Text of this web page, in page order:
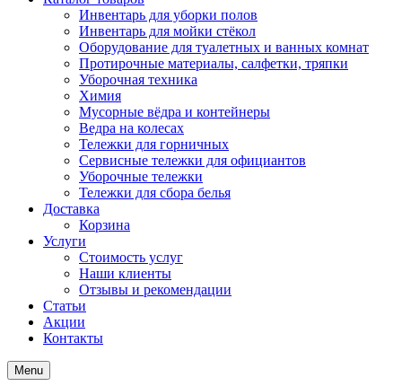
Инвентарь для уборки полов
Инвентарь для мойки стёкол
Оборудование для туалетных и ванных комнат
Протирочные материалы, салфетки, тряпки
Уборочная техника
Химия
Мусорные вёдра и контейнеры
Ведра на колесах
Тележки для горничных
Сервисные тележки для официантов
Уборочные тележки
Тележки для сбора белья
Доставка
Корзина
Услуги
Стоимость услуг
Наши клиенты
Отзывы и рекомендации
Статьи
Акции
Контакты
Menu